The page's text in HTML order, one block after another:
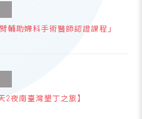
輔助婦科手術醫師認證課程」
2夜南臺灣墾丁之旅】